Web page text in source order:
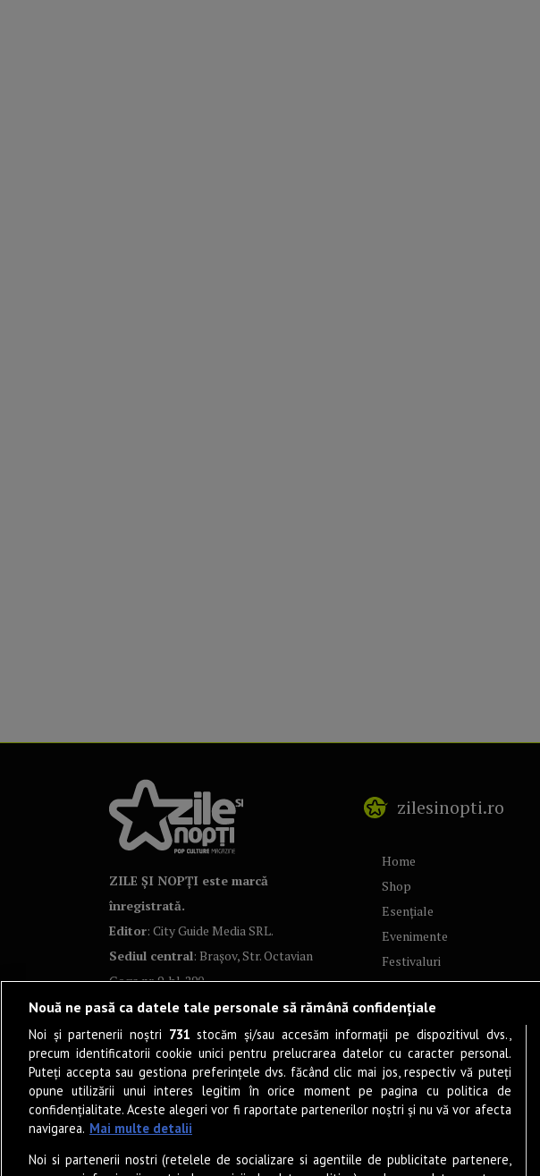
ZILE ȘI NOPȚI este marcă
înregistrată.
Editor: City Guide Media SRL.
Sediul central: Brașov, Str. Octavian
Goga nr. 9, bl. 290
zilesinopti.ro
Home
Shop
Esențiale
Evenimente
Festivaluri
Concerte
Artă & Cultură
Teatru
Film
Program filme
Lifestyle
Muzică
Nouă ne pasă ca datele tale personale să rămână confidențiale
Noi și partenerii noștri 731 stocăm și/sau accesăm informații pe dispozitivul dvs.,
precum identificatorii cookie unici pentru prelucrarea datelor cu caracter personal.
Puteți accepta sau gestiona preferințele dvs. făcând clic mai jos, respectiv vă puteți
opune utilizării unui interes legitim în orice moment pe pagina cu politica de
confidențialitate. Aceste alegeri vor fi raportate partenerilor noștri și nu vă vor afecta
navigarea. Mai multe detalii
Noi si partenerii nostri (retelele de socializare si agentiile de publicitate partenere,